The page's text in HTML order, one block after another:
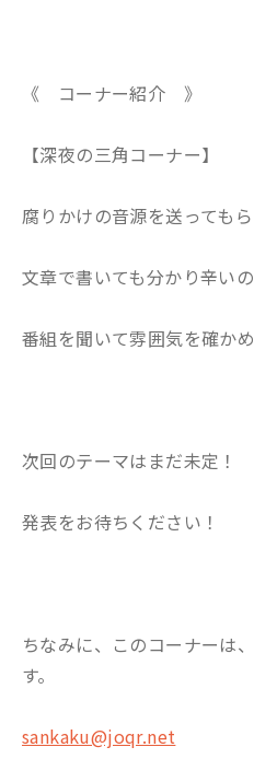
《 コーナー紹介 》
【深夜の三角コーナー】
腐りかけの音源を送っても
文章で書いても分かり辛いの
番組を聞いて雰囲気を確か
次回のテーマはまだ未定！
発表をお待ちください！
ちなみに、このコーナーは
す。
sankaku@joqr.net